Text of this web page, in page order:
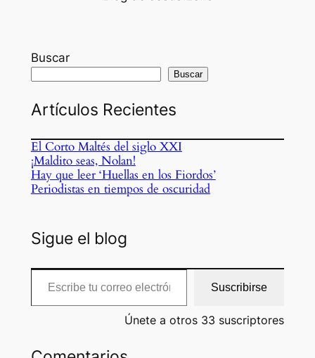
Buscar
Buscar
Artículos Recientes
El Corto Maltés del siglo XXI
¡Maldito seas, Nolan!
Hay que leer ‘Huellas en los Fiordos’
Periodistas en tiempos de oscuridad
Sigue el blog
Escribe tu correo electrónico…
Suscribirse
Únete a otros 33 suscriptores